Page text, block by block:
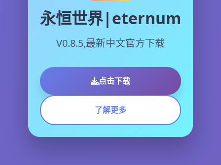
永恒世界|eternum
V0.8.5,最新中文官方下载
点击下载
了解更多